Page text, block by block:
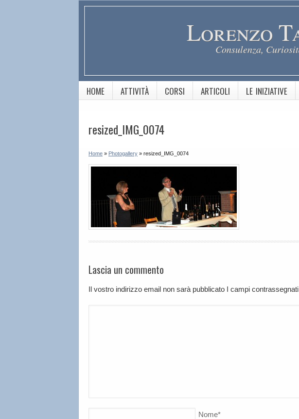
Lorenzo
Consulenza,
HOME ATTIVITÀ CORSI ARTICOLI LE INIZIATIVE
resized_IMG_0074
Home » Photogallery » resized_IMG_0074
Lascia un commento
Il vostro indirizzo email non sarà pubblicato I campi
Nome*